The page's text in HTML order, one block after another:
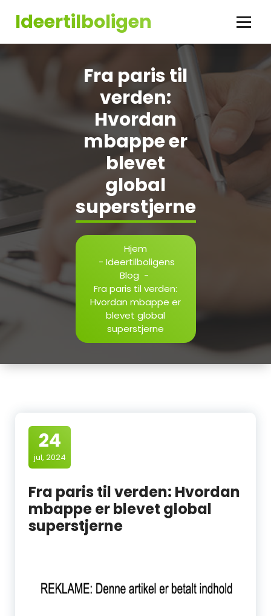
Ideertilboligen
Fra paris til
verden:
Hvordan
mbappe er
blevet
global
superstjerne
Hjem
- Ideertilboligens
Blog -
Fra paris til verden:
Hvordan mbappe er
blevet global
superstjerne
24
jul, 2024
Fra paris til verden: Hvordan
mbappe er blevet global
superstjerne